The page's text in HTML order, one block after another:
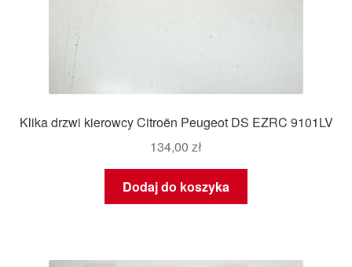
Klika drzwi kierowcy Citroën Peugeot DS EZRC 9101LV
134,00 zł
Dodaj do koszyka